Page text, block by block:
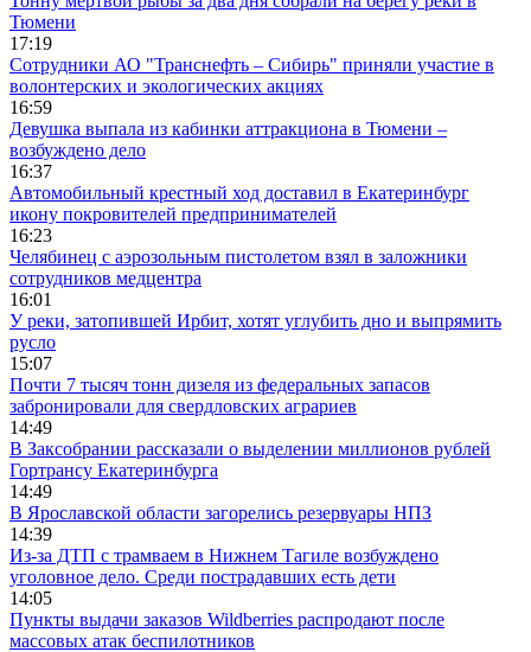
Тюмени
17:19
Сотрудники АО "Транснефть – Сибирь" приняли участие в
волонтерских и экологических акциях
16:59
Девушка выпала из кабинки аттракциона в Тюмени –
возбуждено дело
16:37
Автомобильный крестный ход доставил в Екатеринбург
икону покровителей предпринимателей
16:23
Челябинец с аэрозольным пистолетом взял в заложники
сотрудников медцентра
16:01
У реки, затопившей Ирбит, хотят углубить дно и выпрямить
русло
15:07
Почти 7 тысяч тонн дизеля из федеральных запасов
забронировали для свердловских аграриев
14:49
В Заксобрании рассказали о выделении миллионов рублей
Гортрансу Екатеринбурга
14:49
В Ярославской области загорелись резервуары НПЗ
14:39
Из-за ДТП с трамваем в Нижнем Тагиле возбуждено
уголовное дело. Среди пострадавших есть дети
14:05
Пункты выдачи заказов Wildberries распродают после
массовых атак беспилотников